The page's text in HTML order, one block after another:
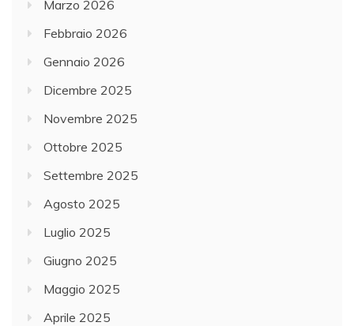
Marzo 2026
Febbraio 2026
Gennaio 2026
Dicembre 2025
Novembre 2025
Ottobre 2025
Settembre 2025
Agosto 2025
Luglio 2025
Giugno 2025
Maggio 2025
Aprile 2025